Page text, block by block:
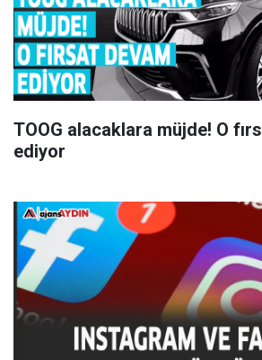
TOOG alacaklara müjde! O fırsat devam
ediyor